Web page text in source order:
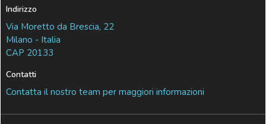
Indirizzo
Via Moretto da Brescia, 22
Milano - Italia
CAP 20133
Contatti
Contatta il nostro team per maggiori informazioni